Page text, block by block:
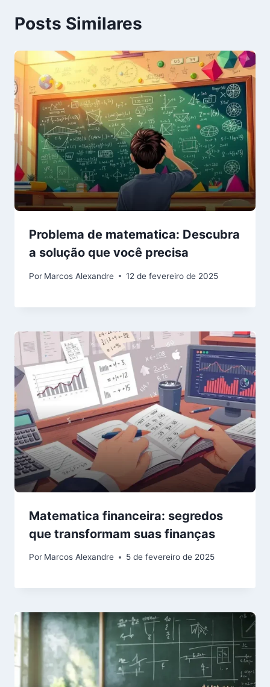
Posts Similares
Problema de matematica: Descubra
a solução que você precisa
Por Marcos Alexandre 12 de fevereiro de 2025
Matematica financeira: segredos
que transformam suas finanças
Por Marcos Alexandre 5 de fevereiro de 2025